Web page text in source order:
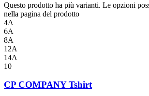
Questo prodotto ha più varianti. Le opzioni
nella pagina del prodotto
4A
6A
8A
12A
14A
10
CP COMPANY Tshirt